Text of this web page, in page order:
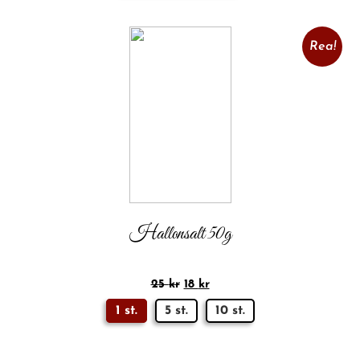
Rea!
Hallonsalt 50g
25kr 18 kr
1 st. 5 st. 10 st.